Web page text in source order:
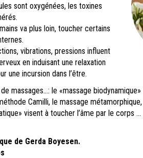
sont oxygénées, les toxines
va plus loin, toucher certains
vibrations, pressions influent
en induisant une relaxation
une incursion dans l’être.
massages...: le «massage biodynamique»
Camilli, le massage
visent à toucher l’âme par le corps ...
de Gerda Boyesen.